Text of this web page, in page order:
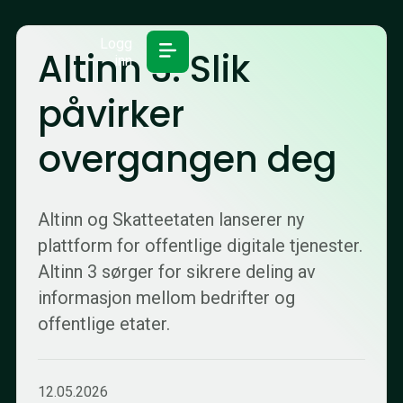
Logg
inn
Altinn 3: Slik
påvirker
overgangen deg
Altinn og Skatteetaten lanserer ny
plattform for offentlige digitale tjenester.
Altinn 3 sørger for sikrere deling av
informasjon mellom bedrifter og
offentlige etater.
12.05.2026